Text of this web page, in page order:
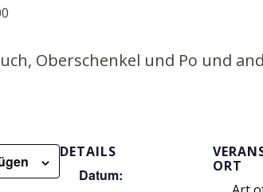
Oberschenkel und Po und
DETAILS
Datum:
ORT